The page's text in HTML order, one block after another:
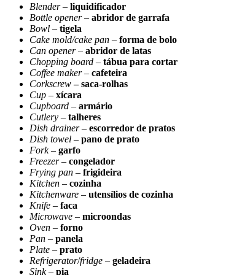
Blender– liquidificador
Bottle opener– abridor de garrafa
Bowl – tigela
Cake mold/cake pan – forma de bolo
Can opener– abridor de latas
Chopping board – tábua para cortar
Coffee maker– cafeteira
Corkscrew – saca-rolhas
Cup – xícara
Cupboard – armário
Cutlery – talheres
Dish drainer– escorredor de pratos
Dish towel – pano de prato
Fork– garfo
Freezer– congelador
Frying pan – frigideira
Kitchen – cozinha
Kitchenware – utensílios de cozinha
Knife – faca
Microwave – microondas
Oven – forno
Pan – panela
Plate – prato
Refrigerator/fridge – geladeira
Sink– pia